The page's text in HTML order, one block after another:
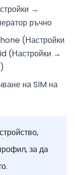
→
ръчно
(Настройки
(Настройки →
на SIMна
за да